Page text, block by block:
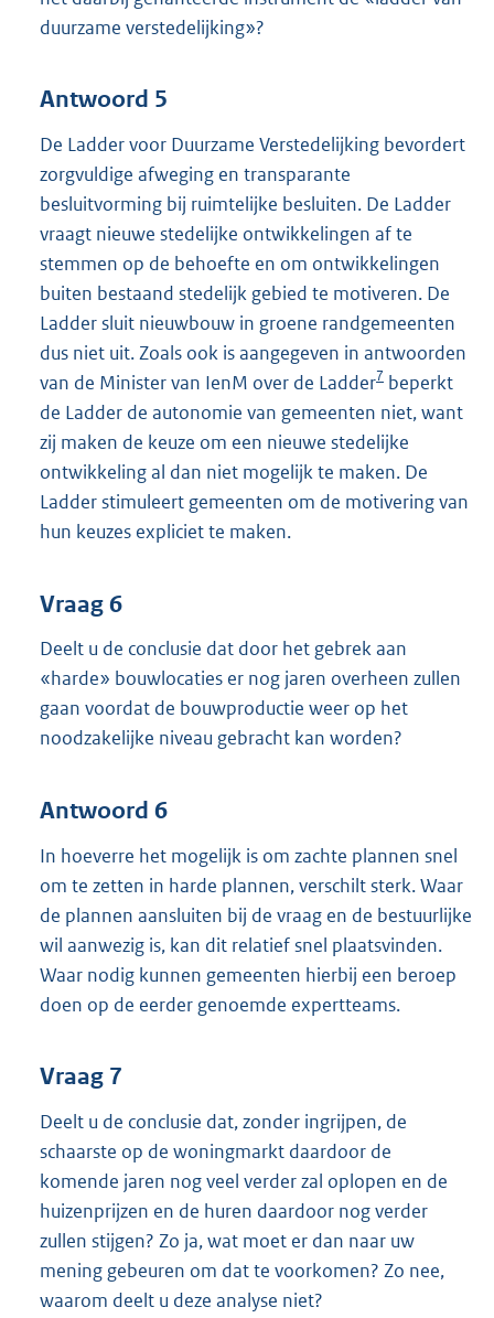
duurzame verstedelijking»?
Antwoord 5
De Ladder voor Duurzame Verstedelijking bevordert
zorgvuldige afweging en transparante
besluitvorming bij ruimtelijke besluiten. De Ladder
vraagt nieuwe stedelijke ontwikkelingen af te
stemmen op de behoefte en om ontwikkelingen
buiten bestaand stedelijk gebied te motiveren. De
Ladder sluit nieuwbouw in groene randgemeenten
dus niet uit. Zoals ook is aangegeven in antwoorden
van de Minister van IenM over de Ladder7 beperkt
de Ladder de autonomie van gemeenten niet, want
zij maken de keuze om een nieuwe stedelijke
ontwikkeling al dan niet mogelijk te maken. De
Ladder stimuleert gemeenten om de motivering van
hun keuzes expliciet te maken.
Vraag 6
Deelt u de conclusie dat door het gebrek aan
«harde» bouwlocaties er nog jaren overheen zullen
gaan voordat de bouwproductie weer op het
noodzakelijke niveau gebracht kan worden?
Antwoord 6
In hoeverre het mogelijk is om zachte plannen snel
om te zetten in harde plannen, verschilt sterk. Waar
de plannen aansluiten bij de vraag en de bestuurlijke
wil aanwezig is, kan dit relatief snel plaatsvinden.
Waar nodig kunnen gemeenten hierbij een beroep
doen op de eerder genoemde expertteams.
Vraag 7
Deelt u de conclusie dat, zonder ingrijpen, de
schaarste op de woningmarkt daardoor de
komende jaren nog veel verder zal oplopen en de
huizenprijzen en de huren daardoor nog verder
zullen stijgen? Zo ja, wat moet er dan naar uw
mening gebeuren om dat te voorkomen? Zo nee,
waarom deelt u deze analyse niet?